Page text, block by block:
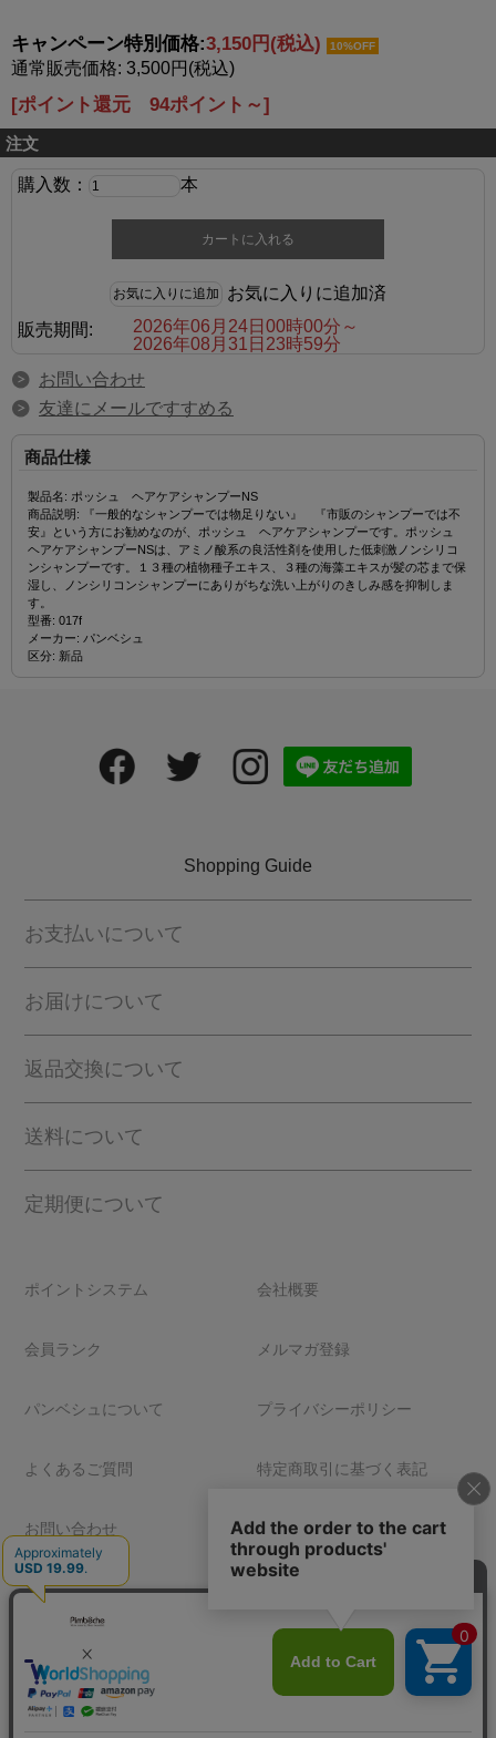
キャンペーン特別価格:3,150円(税込) 10%OFF
通常販売価格: 3,500円(税込)
[ポイント還元 94ポイント～]
注文
購入数： 本
お気に入りに追加済
販売期間:
2026年06月24日00時00分～
2026年08月31日23時59分
お問い合わせ
友達にメールですすめる
商品仕様
製品名: ポッシュ ヘアケアシャンプーNS
商品説明: 『一般的なシャンプーでは物足りない』 『市販のシャンプーでは不
安』という方にお勧めなのが、ポッシュ ヘアケアシャンプーです。ポッシュ
ヘアケアシャンプーNSは、アミノ酸系の良活性剤を使用した低刺激ノンシリコ
ンシャンプーです。１３種の植物種子エキス、３種の海藻エキスが髪の芯まで保
湿し、ノンシリコンシャンプーにありがちな洗い上がりのきしみ感を抑制しま
す。
型番: 017f
メーカー: パンベシュ
区分: 新品
Shopping Guide
お支払いについて
お届けについて
返品交換について
送料について
定期便について
ポイントシステム
会員ランク
パンベシュについて
よくあるご質問
お問い合わせ
会社概要
メルマガ登録
プライバシーポリシー
特定商取引に基づく表記
© 1999-2025 pimbeche Corporation. All Rights Reserved.